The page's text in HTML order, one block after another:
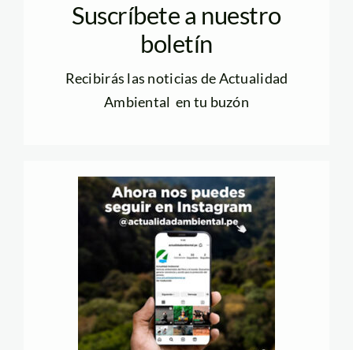
Suscríbete a nuestro
boletín
Recibirás las noticias de Actualidad
Ambiental en tu buzón